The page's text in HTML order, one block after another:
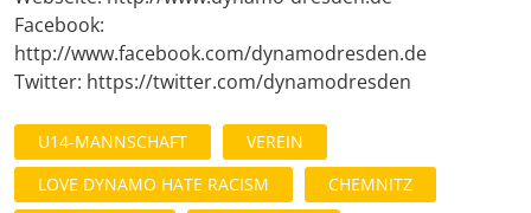
Facebook:
http://www.facebook.com/dynamodresden.de
Twitter: https://twitter.com/dynamodresden
U14-MANNSCHAFT
VEREIN
LOVE DYNAMO HATE RACISM
CHEMNITZ